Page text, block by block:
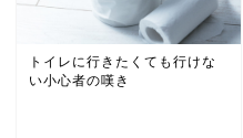
トイレに行きたくても行けな
い小心者の嘆き